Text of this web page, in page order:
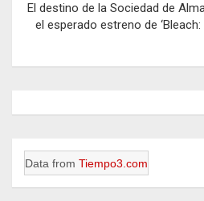
El destino de la Sociedad de
el esperado estreno de
Data from Tiempo3.com